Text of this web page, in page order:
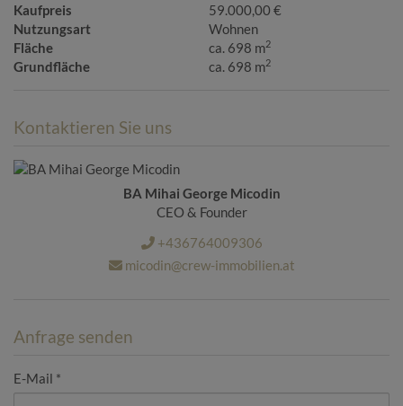
Kaufpreis
59.000,00 €
Nutzungsart
Wohnen
Fläche
ca. 698 m2
Grundfläche ca. 698 m2
Kontaktieren Sie uns
BA Mihai George Micodin
CEO & Founder
+436764009306
micodin@crew-immobilien.at
Anfrage senden
E-Mail